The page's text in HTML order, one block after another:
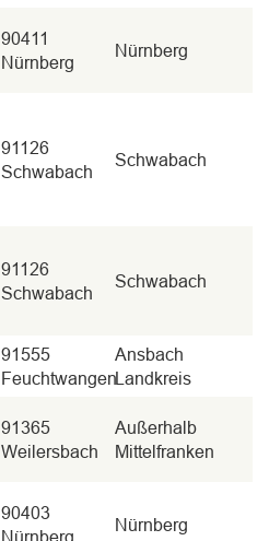
90411
Nürnberg
Nürnberg
91126
Schwabach
Schwabach
91126
Schwabach
Schwabach
91555
Feuchtwangen
Ansbach
Landkreis
91365
Weilersbach
Außerhalb
Mittelfranken
90403
Nürnberg
Nürnberg